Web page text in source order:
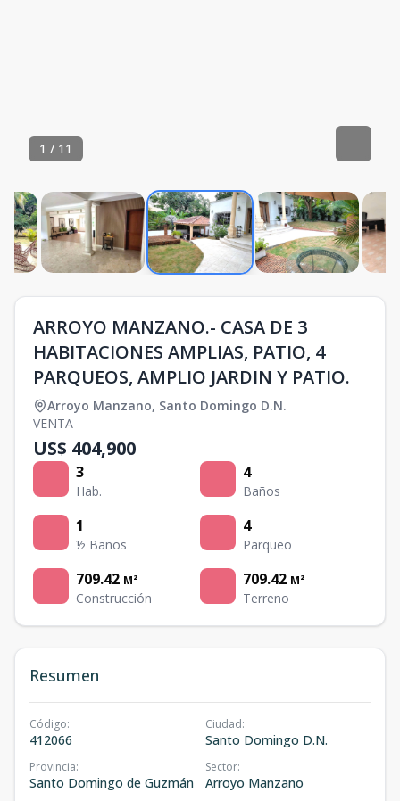
1 / 11
ARROYO MANZANO.- CASA DE 3
HABITACIONES AMPLIAS, PATIO, 4
PARQUEOS, AMPLIO JARDIN Y PATIO.
Arroyo Manzano, Santo Domingo D.N.
VENTA
US$ 404,900
3
Hab.
4
Baños
1
½ Baños
4
Parqueo
709.42 M²
Construcción
709.42 M²
Terreno
Resumen
Código:
412066
Ciudad:
Santo Domingo D.N.
Provincia:
Santo Domingo de Guzmán
Sector:
Arroyo Manzano